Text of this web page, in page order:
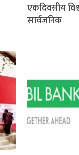
एकदिवसीय
सार्वजनिक